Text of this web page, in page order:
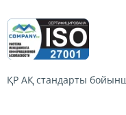
ҚР АҚ стандарты